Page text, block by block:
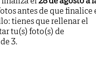
antes de que finalice
tienes que rellenar el
tu(s) foto(s) de
3.